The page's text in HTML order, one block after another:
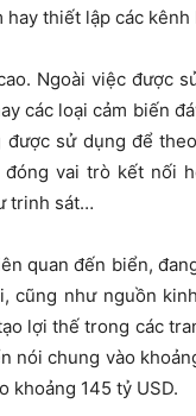
thiết lập các kênh
Ngoài việc được
các loại cảm biến
sử dụng để
vai trò kết nối
trinh sát…
quan đến biển,
cũng như nguồn
lợi thế trong các
nói chung vào
khoảng 145 tỷ USD.